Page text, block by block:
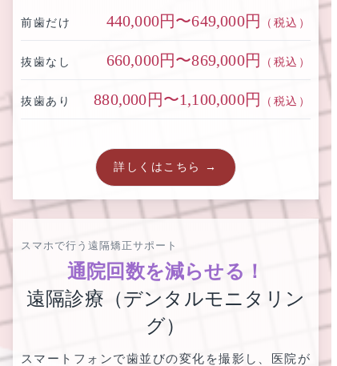
前歯だけ 440,000円〜649,000円 （税込）
抜歯なし 660,000円〜869,000円 （税込）
抜歯あり 880,000円〜1,100,000円 （税込）
詳しくはこちら →
スマホで行う遠隔矯正サポート
通院回数を減らせる！
遠隔診療（デンタルモニタリン
グ）
スマートフォンで歯並びの変化を撮影し、医院が